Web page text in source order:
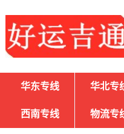
华东专线 华北专
西南专线 物流专